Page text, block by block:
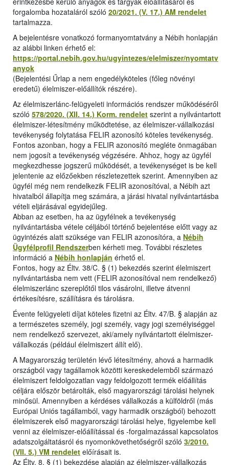
forgalomba hozataláról szóló 20/2021. (V. 17.) AM rendelet
tartalmazza.
A bejelentésre vonatkozó formanyomtatvány a Nébih honlapján
az alábbi linken érhető el:
https://portal.nebih.gov.hu/ugyintezes/elelmiszer/nyomtatv
anyok
(Bejelentési Űrlap a nem engedélyköteles (főleg növényi
eredetű) élelmiszer-előállítók részére).
Az élelmiszerlánc-felügyeleti információs rendszer működéséről
szóló 578/2020. (XII. 14.) Korm. rendelet szerint a nyilvántartott
élelmiszer-létesítmény működtetése, az élelmiszer-vállalkozási
tevékenység folytatása FELIR azonosító köteles tevékenység.
Fontos azonban, hogy a FELIR azonosító megléte önmagában
nem jogosít a tevékenység végzésére. Ahhoz, hogy az ügyfél
megkezdhesse jogszerű működését, a tevékenységet is be kell
jelentenie az előzőekben részletezettek szerint. Amennyiben az
ügyfél még nem rendelkezik FELIR azonosítóval, a Nébih azt
hivatalból állapítja meg számára, a járási hivatal nyilvántartásba
vételi eljárásával egyidejűleg.
Abban az esetben, ha az ügyfélnek a tevékenység
nyilvántartásba vétele céljából történő bejelentése előtt vagy az
ügyintézés alatt szüksége van FELIR azonosítóra, a Nébih
Ügyfélprofil Rendszerben kérheti meg. További részletes
információ a Nébih honlapján érhető el.
Fontos, hogy az Éltv. 38/C. § (1) bekezdés szerint élelmiszert
nyilvántartásba nem vett (FELIR azonosítóval nem rendelkező)
élelmiszerlánc szereplőtől tilos vásárolni, illetve átvenni
értékesítésre, szállításra és tárolásra.
Évente felügyeleti díjat köteles fizetni az Éltv. 47/B. § alapján az
a természetes személy, jogi személy, vagy jogi személyiséggel
nem rendelkező szervezet, aki/amely nyilvántartott élelmiszer-
vállalkozás (például élelmiszert állít elő).
A Magyarország területén lévő létesítmény, ahová a harmadik
országból vagy tagállamok közötti kereskedelemből származó
élelmiszert feldolgozatlan vagy feldolgozott termék előállítás
céljára először betárolták, első magyarországi tárolási helynek
minősül. Amennyiben a kérdéses vállalkozás a külföldről (más
Európai Uniós tagállamból, vagy harmadik országból) behozott
élelmiszerek első magyarországi tárolási helye, figyelembe kell
venni az élelmiszer-előállítással és -forgalmazással kapcsolatos
adatszolgáltatásról és nyomonkövethetőségről szóló 3/2010.
(VII. 5.) VM rendelet előírásait is.
Az Éltv. 8. § (1) bekezdése alapján az élelmiszer-vállalkozás